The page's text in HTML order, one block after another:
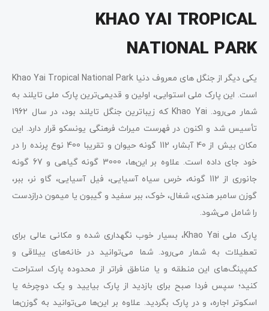
KHAO YAI TROPICAL
NATIONAL PARK
یکی دیگر از جنگل ‌های معروف دنیا Khao Yai Tropical National Park
است. این پارک ملی استوایی، اولین و قدیمی‌ترین پارک ملی تایلند به
شمار می‌رود. Khao Yai که زیباترین جنگل تایلند بود، در سال 1962
تأسیس شد و اکنون در فهرست میراث فرهنگی یونسکو قرار دارد. این
مکان بیش از 40 آبشار، 112 گونه حیوان و تقریبا 400 نوع پرنده را در
خود جای داده است. علاوه بر این‌‌ها، 3000 گونه گیاهی و 67 گونه
جانوری از 112 گونه، خرس سیاه آسیایی، فیل آسیایی، گاو نر، ببر،
گوزن سامبر هندی، شغال، خوک، ببر سفید و گیبون یا میمون درازدست
را شامل می‌شود.
پارک ملی Khao Yai، بسیار خوب نگهداری شده و مکانی عالی برای
تعطیلات به شمار می‌رود. شما می‌توانید در خانه‌های ییلاقی و
کمپینگ‌های این منطقه و یا مناطق فراتر از محدوده پارک استراحت
کنید؛ سپس فردا صبح برای بازدید از پارک بیایید و یک دوچرخه یا
اسکوتر اجاره، و در پارک بگردید. علاوه بر این‌ها می‌توانید به گوزن‌ها